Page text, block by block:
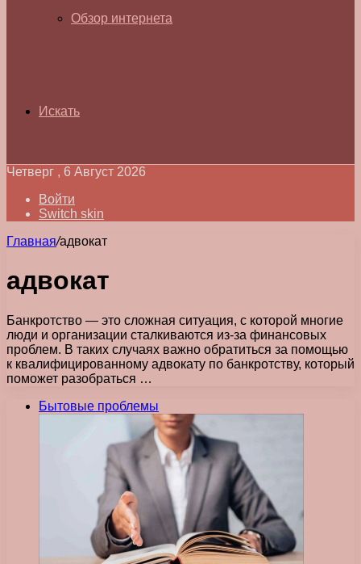
Обзор интернета
Искать
Четверг , 6 Август 2026
Войти
Switch skin
Главная/адвокат
адвокат
Банкротство — это сложная ситуация, с которой многие
люди и организации сталкиваются из-за финансовых
проблем. В таких случаях важно обратиться за помощью
к квалифицированному адвокату по банкротству, который
поможет разобраться …
Бытовые проблемы